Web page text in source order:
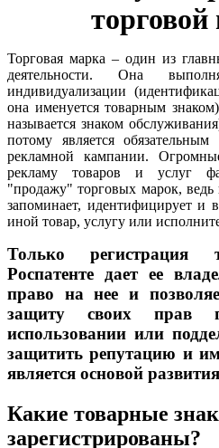
Торговая марка – один из
деятельности. Она
индивидуализации
она именуется товарным
называется знаком
потому является
рекламной кампании.
рекламу товаров и услуг
"продажу" торговых марок,
запоминает, идентифицирует и
иной товар, услугу или
Только
Роспатенте дает ее
право на нее и
защиту своих прав
использовании или
защитить репутацию и
является основой
Какие товарные
зарегистрированы?